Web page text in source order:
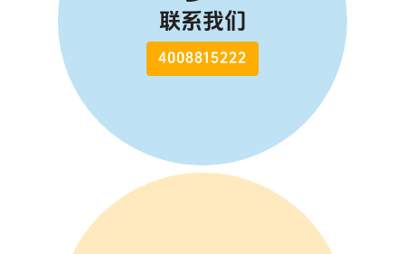
联系我们
4008815222